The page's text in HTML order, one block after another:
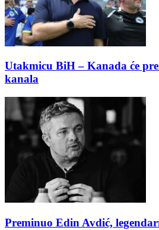
Utakmicu BiH – Kanada će
kanala
Preminuo Edin Avdić,